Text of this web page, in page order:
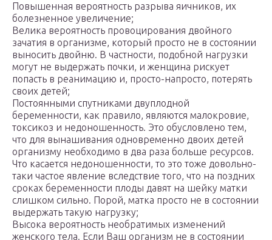
Повышенная вероятность разрыва яичников, их
болезненное увеличение;
Велика вероятность провоцирования двойного
зачатия в организме, который просто не в состоянии
выносить двойню. В частности, подобной нагрузки
могут не выдержать почки, и женщина рискует
попасть в реанимацию и, просто-напросто, потерять
своих детей;
Постоянными спутниками двуплодной
беременности, как правило, являются малокровие,
токсикоз и недоношенность. Это обусловлено тем,
что для вынашивания одновременно двоих детей
организму необходимо в два раза больше ресурсов.
Что касается недоношенности, то это тоже довольно-
таки частое явление вследствие того, что на поздних
сроках беременности плоды давят на шейку матки
слишком сильно. Порой, матка просто не в состоянии
выдержать такую нагрузку;
Высока вероятность необратимых изменений
женского тела. Если Ваш организм не в состоянии